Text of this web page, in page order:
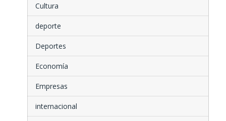
Cultura
deporte
Deportes
Economía
Empresas
internacional